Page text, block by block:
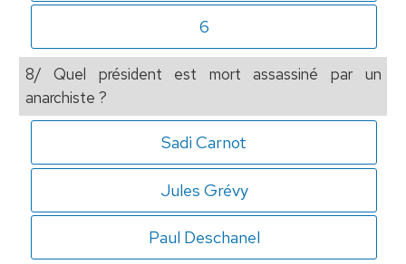
6
8/ Quel président est mort assassiné par un
anarchiste ?
Sadi Carnot
Jules Grévy
Paul Deschanel